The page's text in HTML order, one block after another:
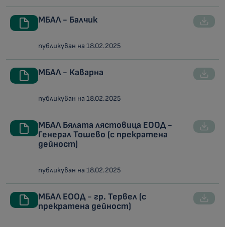
МБАЛ - Балчик
публикуван на 18.02.2025
МБАЛ - Каварна
публикуван на 18.02.2025
МБАЛ Бялата лястовица ЕООД -
Генерал Тошево (с прекратена
дейност)
публикуван на 18.02.2025
МБАЛ ЕООД - гр. Тервел (с
прекратена дейност)